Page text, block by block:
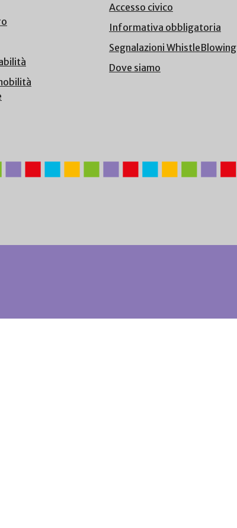
Accesso civico
Informativa obbligatoria
Segnalazioni WhistleBlowing
Dove siamo